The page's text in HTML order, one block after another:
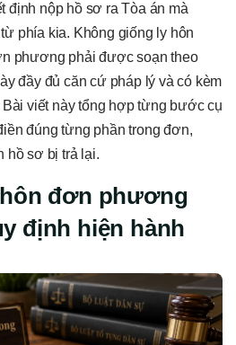
định nộp hồ sơ ra Tòa án mà
phía kia. Không giống ly hôn
phương phải được soạn theo
đầy đủ căn cứ pháp lý và có kèm
viết này tổng hợp từng bước cụ
đúng từng phần trong đơn,
hồ sơ bị trả lại.
đơn phương
định hiện hành